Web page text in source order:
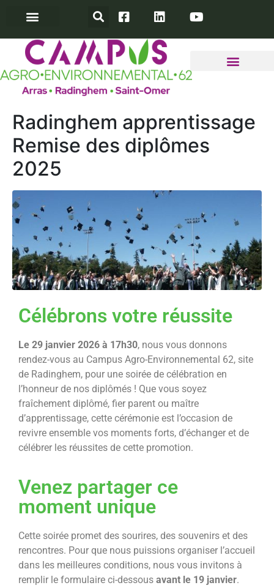
Radinghem apprentissage
Remise des diplômes
2025
Célébrons votre réussite
Le 29 janvier 2026 à 17h30, nous vous donnons
rendez-vous au Campus Agro-Environnemental 62, site
de Radinghem, pour une soirée de célébration en
l’honneur de nos diplômés ! Que vous soyez
fraîchement diplômé, fier parent ou maître
d’apprentissage, cette cérémonie est l’occasion de
revivre ensemble vos moments forts, d’échanger et de
célébrer les réussites de cette promotion.
Venez partager ce
moment unique
Cette soirée promet des sourires, des souvenirs et des
rencontres. Pour que nous puissions organiser l’accueil
dans les meilleures conditions, nous vous invitons à
remplir le formulaire ci-dessous avant le 19 janvier.